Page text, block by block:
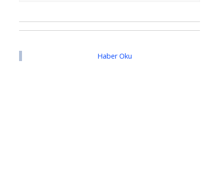
Haber Oku